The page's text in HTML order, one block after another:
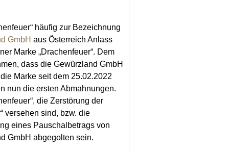
häufig zur Bezeichnung
GmbH aus Österreich Anlass
Marke „Drachenfeuer“. Dem
dass die Gewürzland GmbH
Marke seit dem 25.02.2022
nun die ersten Abmahnungen.
die Zerstörung der
versehen sind, bzw. die
eines Pauschalbetrags von
GmbH abgegolten sein.